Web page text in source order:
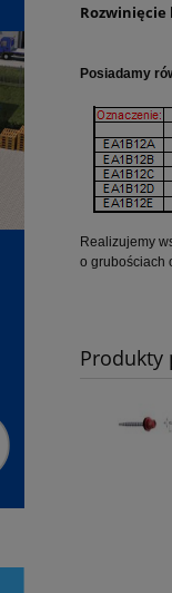
Rozwinięcie
Posiadamy
Realizujemy
o grubościach
Produkty